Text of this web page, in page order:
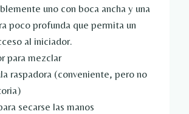
uno con boca ancha y una
poco profunda que permita un
al iniciador.
para mezclar
raspadora (conveniente, pero no
secarse las manos